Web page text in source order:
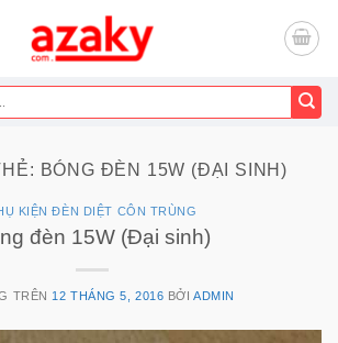
BÓNG ĐÈN 15W (ĐẠI SINH)
KIỆN ĐÈN DIỆT CÔN TRÙNG
đèn 15W (Đại sinh)
TRÊN 12 THÁNG 5, 2016 BỞIADMIN